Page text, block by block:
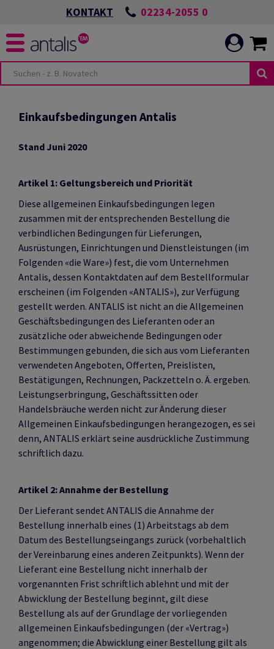
KONTAKT 02234-2055 0
SCHÜTZEN UND
Einkaufsbedingungen Antalis
Stand Juni 2020
Artikel 1: Geltungsbereich und Priorität
Diese allgemeinen Einkaufsbedingungen legen
zusammen mit der entsprechenden Bestellung die
verbindlichen Bedingungen für Lieferungen,
Ausrüstungen, Einrichtungen und Dienstleistungen (im
Folgenden «die Ware») fest, die vom Unternehmen
Antalis, dessen Kontaktdaten auf dem Bestellformular
erscheinen (im Folgenden «ANTALIS»), zur Verfügung
gestellt werden. ANTALIS ist nicht an die Allgemeinen
Geschäftsbedingungen des Lieferanten oder an
zusätzliche oder abweichende Bedingungen oder
Bestimmungen gebunden, die sich aus vom Lieferanten
verwendeten Angeboten, Offerten, Preislisten,
Bestätigungen, Rechnungen, Packzetteln o. Ä. ergeben.
Leistungserbringung, Geschäftssitten oder
Handelsbräuche werden nicht zur Änderung dieser
Allgemeinen Einkaufsbedingungen herangezogen, es sei
denn, ANTALIS erklärt seine ausdrückliche Zustimmung
schriftlich dazu.
Artikel 2: Annahme der Bestellung
Der Lieferant sendet ANTALIS die Annahme der
Bestellung innerhalb eines (1) Arbeitstags ab dem
Datum des Bestellungseingangs zurück (vorbehaltlich
der Vereinbarung eines anderen Zeitpunkts). Wenn der
Lieferant eine Bestellung nicht innerhalb der
vorgenannten Frist schriftlich ablehnt und mit der
Abwicklung der Bestellung beginnt, gilt diese
Bestellung als auf der Grundlage der vorliegenden
allgemeinen Einkaufsbedingungen (der «Vertrag»)
angenommen; die Abwicklung einer Bestellung gilt als